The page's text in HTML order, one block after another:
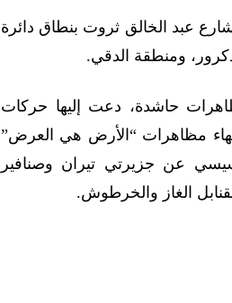
عبد الخالق ثروت بنطاق دائرة
ومنطقة الدقي.
حاشدة، دعت إليها حركات
مظاهرات “الأرض هي العرض”
السيسي عن جزيرتي تيران وصنافير
الغاز والخرطوش.